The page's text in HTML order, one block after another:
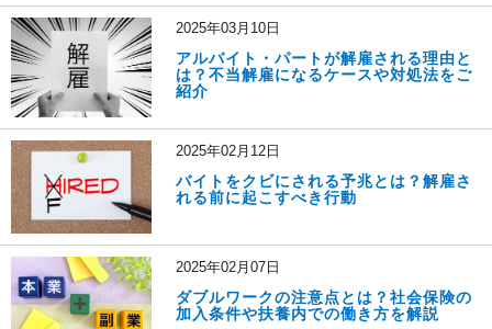
2025年03月10日
アルバイト・パートが解雇される理由と
は？不当解雇になるケースや対処法をご
紹介
2025年02月12日
バイトをクビにされる予兆とは？解雇さ
れる前に起こすべき行動
2025年02月07日
ダブルワークの注意点とは？社会保険の
加入条件や扶養内での働き方を解説